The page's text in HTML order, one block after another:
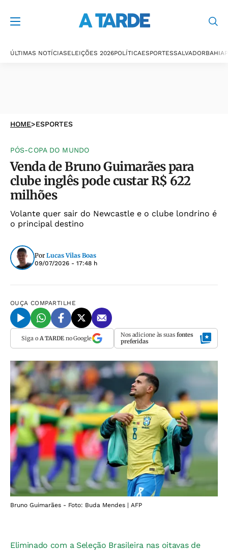
ÚLTIMAS NOTÍCIASELEIÇÕES 2026POLÍTICAESPORTESSALVADORBAHIA
HOME>ESPORTES
PÓS-COPA DO MUNDO
Venda de Bruno Guimarães para
clube inglês pode custar R$ 622
milhões
Volante quer sair do Newcastle e o clube londrino é
o principal destino
Por Lucas Vilas Boas
09/07/2026 - 17:48 h
OUÇA COMPARTILHE
Siga o A TARDEno Google Nos adicione às suas fontes
preferidas
Bruno Guimarães - Foto: Buda Mendes | AFP
Eliminado com a Seleção Brasileira nas oitavas de